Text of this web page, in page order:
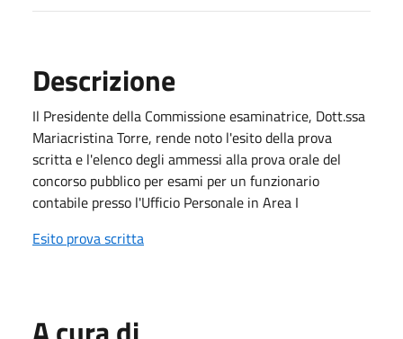
Descrizione
Il Presidente della Commissione esaminatrice, Dott.ssa
Mariacristina Torre, rende noto l'esito della prova
scritta e l'elenco degli ammessi alla prova orale del
concorso pubblico per esami per un funzionario
contabile presso l'Ufficio Personale in Area I
Esito prova scritta